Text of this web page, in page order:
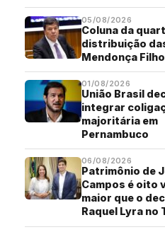
05/08/2026
Coluna da
distribuição
Mendonça Filho
01/08/2026
União Brasil
integrar
majoritária em
Pernambuco
06/08/2026
Patrimônio de
Campos é oito
maior que o
Raquel Lyra no